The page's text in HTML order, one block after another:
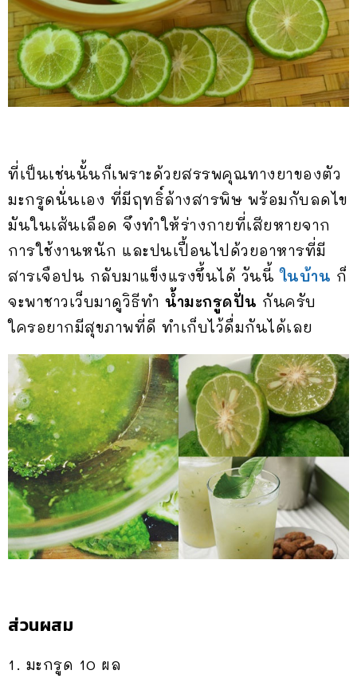
ที่เป็นเช่นนั้นก็เพราะด้วยสรรพคุณทางยาของตัว
มะกรูดนั่นเอง ที่มีฤทธิ์ล้างสารพิษ พร้อมกับลดไข
มันในเส้นเลือด จึงทำให้ร่างกายที่เสียหายจาก
การใช้งานหนัก และปนเปื้อนไปด้วยอาหารที่มี
สารเจือปน กลับมาแข็งแรงขึ้นได้ วันนี้ในบ้าน ก็
จะพาชาวเว็บมาดูวิธีทำ น้ำมะกรูดปั่น กันครับ
ใครอยากมีสุขภาพที่ดี ทำเก็บไว้ดื่มกันได้เลย
ส่วนผสม
1. มะกรูด 10 ผล